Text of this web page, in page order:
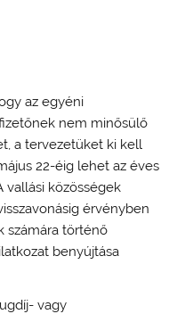
az egyéni
nem minősülő
a tervezetüket ki kell
22-éig lehet az éves
vallási közösségek
érvényben
számára történő
benyújtása
vagy